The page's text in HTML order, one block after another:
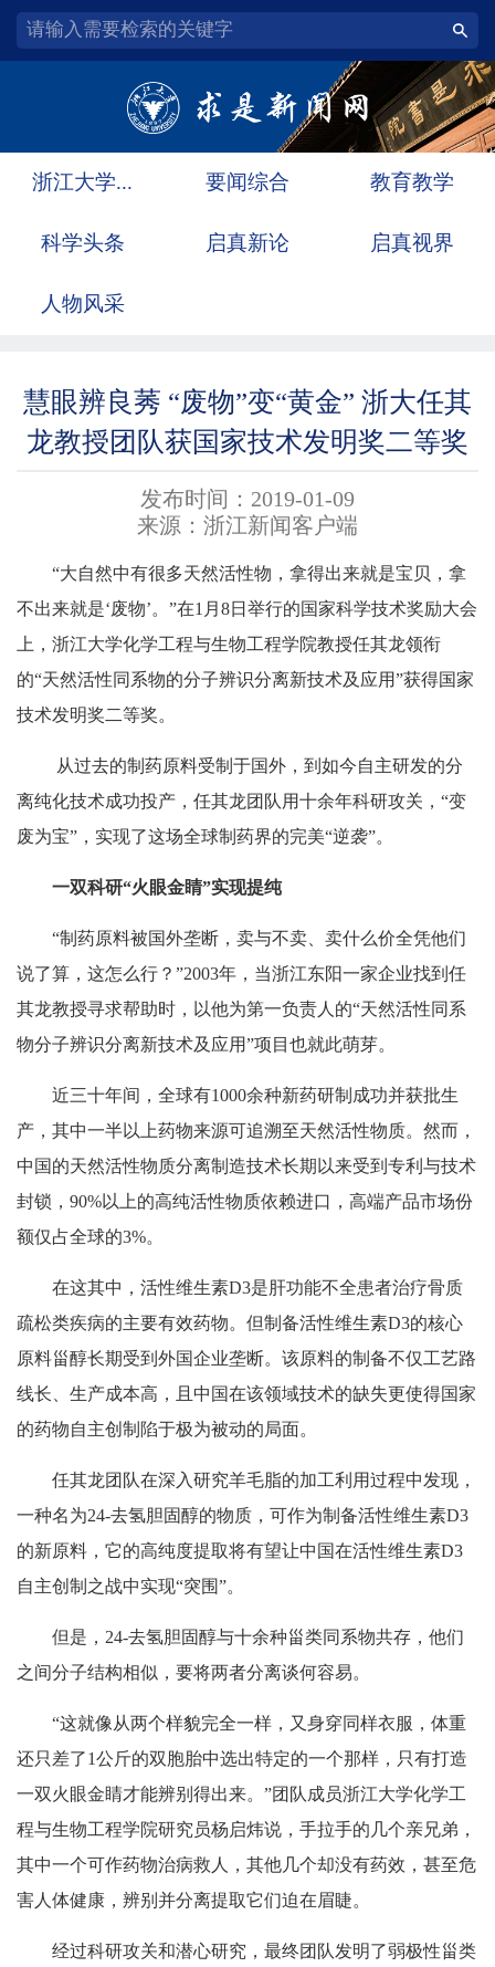
浙江大学... 要闻综合 教育教学
科学头条 启真新论 启真视界
人物风采
慧眼辨良莠 “废物”变“黄金” 浙大任其
龙教授团队获国家技术发明奖二等奖
发布时间：2019-01-09
来源：浙江新闻客户端
“大自然中有很多天然活性物，拿得出来就是宝贝，拿
不出来就是‘废物’。”在1月8日举行的国家科学技术奖励大会
上，浙江大学化学工程与生物工程学院教授任其龙领衔
的“天然活性同系物的分子辨识分离新技术及应用”获得国家
技术发明奖二等奖。
从过去的制药原料受制于国外，到如今自主研发的分
离纯化技术成功投产，任其龙团队用十余年科研攻关，“变
废为宝”，实现了这场全球制药界的完美“逆袭”。
一双科研“火眼金睛”实现提纯
“制药原料被国外垄断，卖与不卖、卖什么价全凭他们
说了算，这怎么行？”2003年，当浙江东阳一家企业找到任
其龙教授寻求帮助时，以他为第一负责人的“天然活性同系
物分子辨识分离新技术及应用”项目也就此萌芽。
近三十年间，全球有1000余种新药研制成功并获批生
产，其中一半以上药物来源可追溯至天然活性物质。然而，
中国的天然活性物质分离制造技术长期以来受到专利与技术
封锁，90%以上的高纯活性物质依赖进口，高端产品市场份
额仅占全球的3%。
在这其中，活性维生素D3是肝功能不全患者治疗骨质
疏松类疾病的主要有效药物。但制备活性维生素D3的核心
原料甾醇长期受到外国企业垄断。该原料的制备不仅工艺路
线长、生产成本高，且中国在该领域技术的缺失更使得国家
的药物自主创制陷于极为被动的局面。
任其龙团队在深入研究羊毛脂的加工利用过程中发现，
一种名为24-去氢胆固醇的物质，可作为制备活性维生素D3
的新原料，它的高纯度提取将有望让中国在活性维生素D3
自主创制之战中实现“突围”。
但是，24-去氢胆固醇与十余种甾类同系物共存，他们
之间分子结构相似，要将两者分离谈何容易。
“这就像从两个样貌完全一样，又身穿同样衣服，体重
还只差了1公斤的双胞胎中选出特定的一个那样，只有打造
一双火眼金睛才能辨别得出来。”团队成员浙江大学化学工
程与生物工程学院研究员杨启炜说，手拉手的几个亲兄弟，
其中一个可作药物治病救人，其他几个却没有药效，甚至危
害人体健康，辨别并分离提取它们迫在眉睫。
经过科研攻关和潜心研究，最终团队发明了弱极性甾类